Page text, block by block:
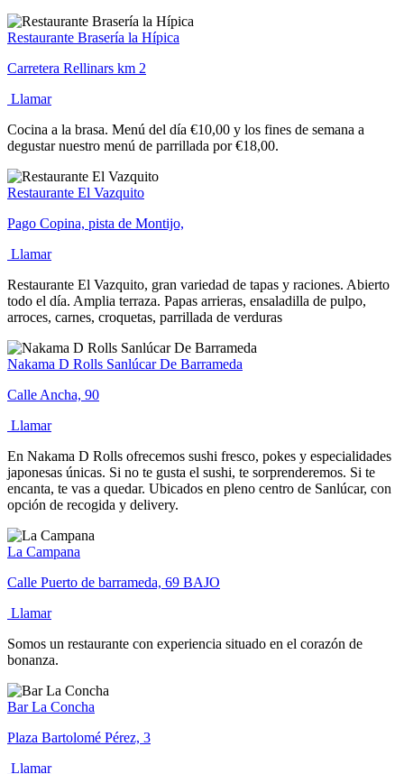
Restaurante Brasería la Hípica
Carretera Rellinars km 2
Llamar
Cocina a la brasa. Menú del día €10,00 y los fines de semana a
degustar nuestro menú de parrillada por €18,00.
Restaurante El Vazquito
Pago Copina, pista de Montijo,
Llamar
Restaurante El Vazquito, gran variedad de tapas y raciones. Abierto
todo el día. Amplia terraza. Papas arrieras, ensaladilla de pulpo,
arroces, carnes, croquetas, parrillada de verduras
Nakama D Rolls Sanlúcar De Barrameda
Calle Ancha, 90
Llamar
En Nakama D Rolls ofrecemos sushi fresco, pokes y especialidades
japonesas únicas. Si no te gusta el sushi, te sorprenderemos. Si te
encanta, te vas a quedar. Ubicados en pleno centro de Sanlúcar, con
opción de recogida y delivery.
La Campana
Calle Puerto de barrameda, 69 BAJO
Llamar
Somos un restaurante con experiencia situado en el corazón de
bonanza.
Bar La Concha
Plaza Bartolomé Pérez, 3
Llamar